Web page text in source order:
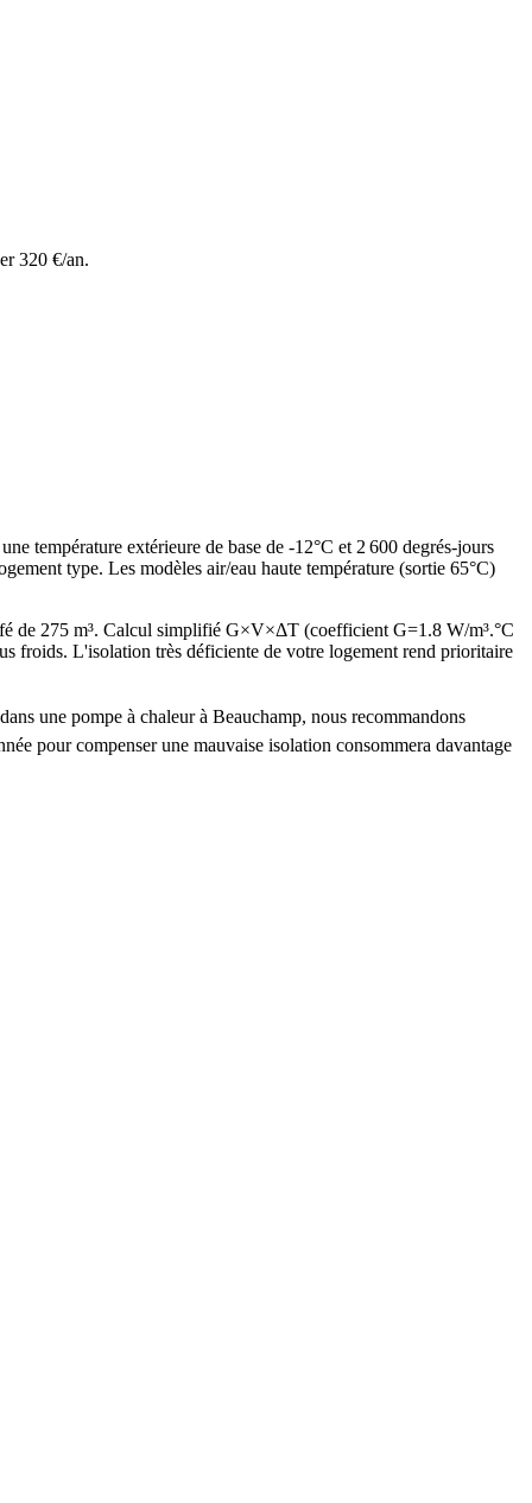
320 €/an.
température extérieure de base de -12°C et 2 600 degrés-jours
type. Les modèles air/eau haute température (sortie 65°C)
de 275 m³. Calcul simplifié G×V×ΔT (coefficient G=1.8 W/m³.°C
froids. L'isolation très déficiente de votre logement rend prioritaire
une pompe à chaleur à Beauchamp, nous recommandons
pour compenser une mauvaise isolation consommera davantage